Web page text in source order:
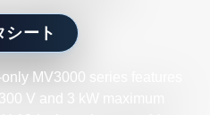
シート
MV3000 series features
V and 3 kW maximum